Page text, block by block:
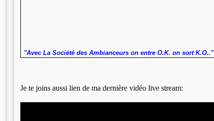
"Avec La Société des Ambianceurs on entre O.K. on sort K.O.."
Je te joins aussi lien de ma dernière vidéo live stream: